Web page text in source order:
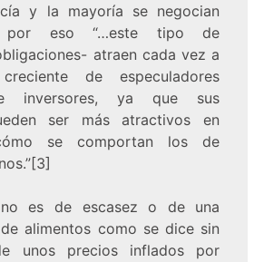
y la mayoría se negocian
por eso “…este tipo de
atraen cada vez a
de especuladores
inversores, ya que sus
ser más atractivos en
se comportan los de
es de escasez o de una
alimentos como se dice sin
unos precios inflados por